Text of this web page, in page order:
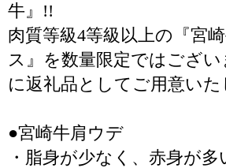
牛』!!
肉質等級4等級以上の『宮
ス』を数量限定ではござい
に返礼品としてご用意いた
●宮崎牛肩ウデ
・脂身が少なく、赤身が多